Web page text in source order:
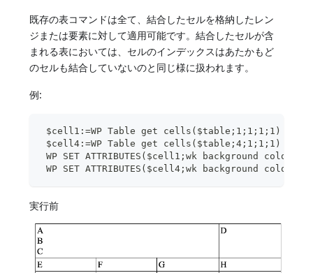
既存の表コマンドは全て、結合したセルを格納したレン
ジまたは要素に対して適用可能です。結合したセルが含
まれる表においては、セルのインデックスはあたかもど
のセルも結合していないのと同じ様に扱われます。
例:
$cell1:=WP Table get cells($table;1;1;1;1)
$cell4:=WP Table get cells($table;4;1;1;1)
WP SET ATTRIBUTES($cell1;wk background
WP SET ATTRIBUTES($cell4;wk background
実行前